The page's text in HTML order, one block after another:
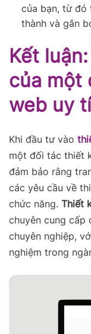
của bạn, từ đó
thành và gắn
Kết
của một
web uy
Khi đầu tư vào
một đối tác thiết
đảm bảo rằng
các yêu cầu về
chức năng. Thiết
chuyên cung cấp
chuyên nghiệp,
nghiệm trong